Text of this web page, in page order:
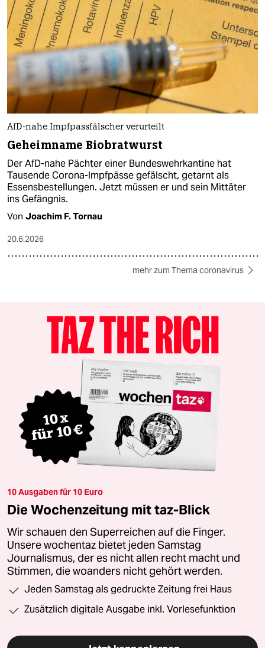
AfD-nahe Impfpassfälscher verurteilt
Geheimname Biobratwurst
Der AfD-nahe Pächter einer Bundeswehrkantine hat
Tausende Corona-Impfpässe gefälscht, getarnt als
Essensbestellungen. Jetzt müssen er und sein Mittäter
ins Gefängnis.
Von Joachim F. Tornau
20.6.2026
mehr zum Thema coronavirus
10 Ausgaben für 10 Euro
Die Wochenzeitung mit taz-Blick
Wir schauen den Superreichen auf die Finger.
Unsere wochentaz bietet jeden Samstag
Journalismus, der es nicht allen recht macht und
Stimmen, die woanders nicht gehört werden.
Jeden Samstag als gedruckte Zeitung frei Haus
Zusätzlich digitale Ausgabe inkl. Vorlesefunktion